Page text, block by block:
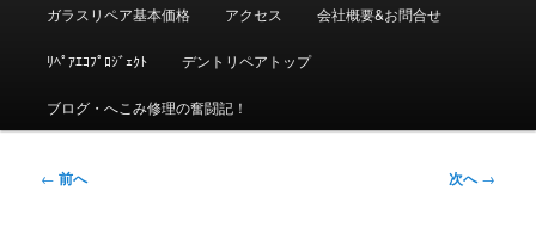
ガラスリペア基本価格 アクセス 会社概要&お問合せ
ﾘﾍﾟｱｴｺﾌﾟﾛｼﾞｪｸﾄ デントリペアトップ
ブログ・へこみ修理の奮闘記！
投
← 前へ 次へ→